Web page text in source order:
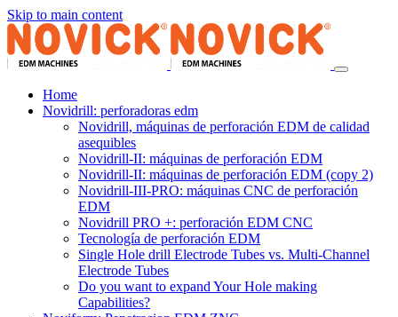
Skip to main content
Home
Novidrill: perforadoras edm
Novidrill, máquinas de perforación EDM de calidad
asequibles
Novidrill-II: máquinas de perforación EDM
Novidrill-II: máquinas de perforación EDM (copy 2)
Novidrill-III-PRO: máquinas CNC de perforación
EDM
Novidrill PRO +: perforación EDM CNC
Tecnología de perforación EDM
Single Hole drill Electrode Tubes vs. Multi-Channel
Electrode Tubes
Do you want to expand Your Hole making
Capabilities?